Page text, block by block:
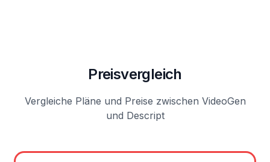
Preisvergleich
Vergleiche Pläne und Preise zwischen VideoGen
und Descript